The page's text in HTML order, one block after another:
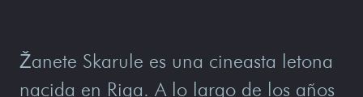
Žanete Skarule es una cineasta letona
nacida en Riga. A lo largo de los años